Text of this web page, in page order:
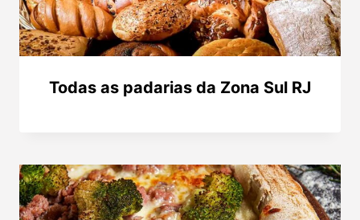
Todas as padarias da Zona Sul RJ